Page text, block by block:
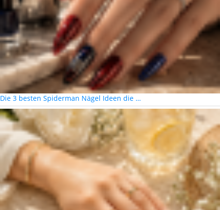
Die 3 besten Spiderman Nägel Ideen die …